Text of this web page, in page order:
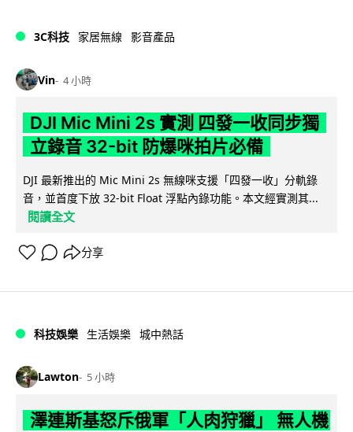
3C科技 家居無線 影音產品
Vin 4 小時
DJI Mic Mini 2s 實測 四發一收同步獨
立錄音 32-bit 防爆咪拍片必備
DJI 最新推出的 Mic Mini 2s 無線咪支援「四發一收」分軌錄
音，並首度下放 32-bit Float 浮點內錄功能。本文經實測其...
閱讀全文
分享
科技娛樂 生活娛樂 城中熱話
Lawton 5 小時
澤連斯基怒斥俄軍「人肉狩獵」 無人機